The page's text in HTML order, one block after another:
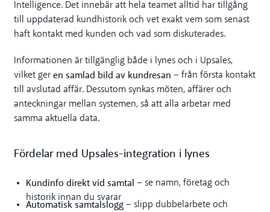
Intelligence. Det innebär att hela teamet alltid har tillgång
till uppdaterad kundhistorik och vet exakt vem som senast
haft kontakt med kunden och vad som diskuterades.
Informationen är tillgänglig både i lynes och i Upsales,
vilket geren samlad bild av kundresan – från första kontakt
till avslutad affär. Dessutom synkas möten, affärer och
anteckningar mellan systemen, så att alla arbetar med
samma aktuella data.
Fördelar med Upsales-integration i lynes
Kundinfo direkt vid samtal – se namn, företag och
historik innan du svarar
Automatisk samtalslogg– slipp dubbelarbete och